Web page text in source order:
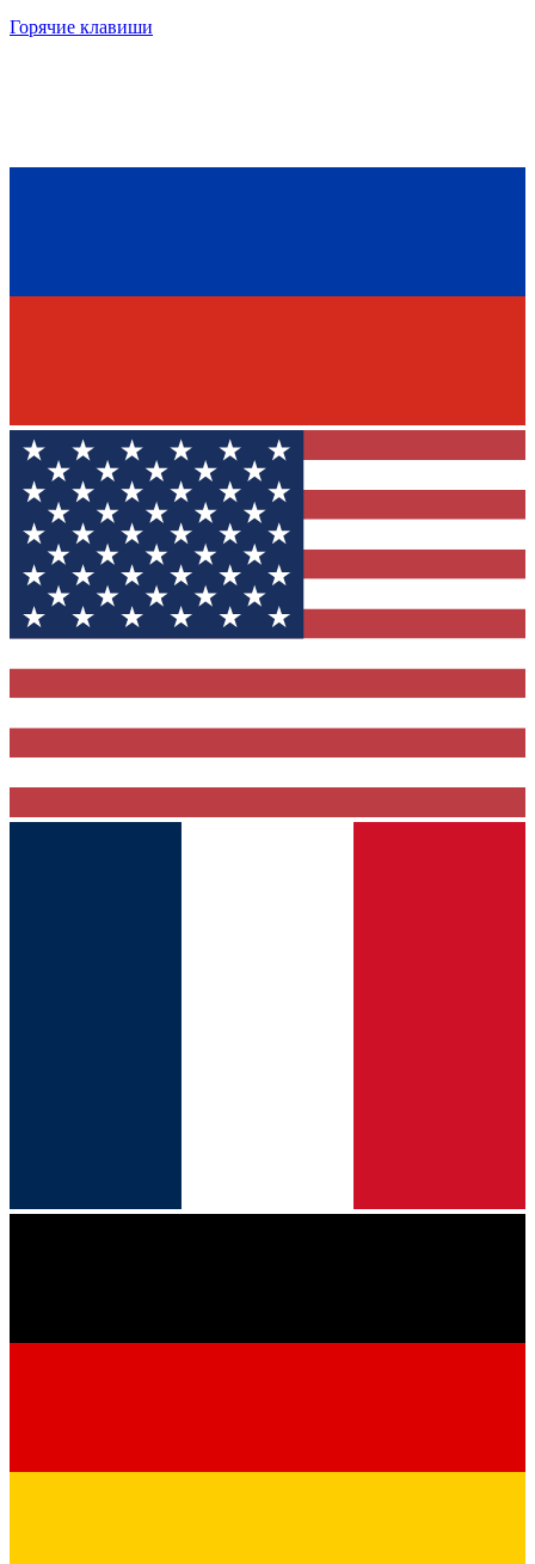
Горячие клавиши